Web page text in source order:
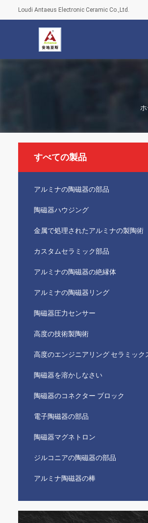
Loudi Antaeus Electronic Ceramic Co.,Ltd.
すべての製品
アルミナの陶磁器の部品
陶磁器ハウジング
金属で処理されたアルミナの製陶術
カスタムセラミック部品
アルミナの陶磁器の絶縁体
アルミナの陶磁器リング
陶磁器圧力センサー
高度の技術製陶術
高度のエンジニアリング セラミック
陶磁器を溶かしなさい
陶磁器のコネクター ブロック
電子陶磁器の部品
陶磁器マグネトロン
ジルコニアの陶磁器の部品
アルミナ陶磁器の棒